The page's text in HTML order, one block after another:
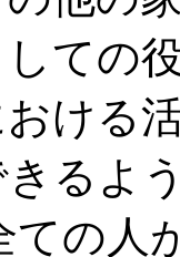
ての
ける
きるよ
の人